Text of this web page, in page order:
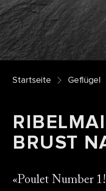
Startseite Geflügel
BRUST
Poulet Number 1!